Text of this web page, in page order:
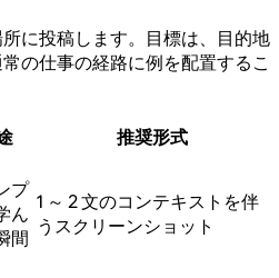
に投稿します。目標は、目的地
の仕事の経路に例を配置するこ
推奨形式
プ
ん
間
1 ～ 2 文のコンテキストを伴
うスクリーンショット